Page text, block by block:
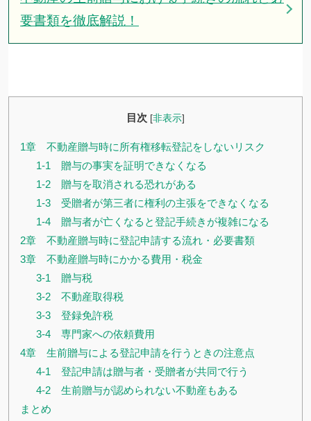
要書類を徹底解説！
目次 [非表示]
1章 不動産贈与時に所有権移転登記をしないリスク
1-1 贈与の事実を証明できなくなる
1-2 贈与を取消される恐れがある
1-3 受贈者が第三者に権利の主張をできなくなる
1-4 贈与者が亡くなると登記手続きが複雑になる
2章 不動産贈与時に登記申請する流れ・必要書類
3章 不動産贈与時にかかる費用・税金
3-1 贈与税
3-2 不動産取得税
3-3 登録免許税
3-4 専門家への依頼費用
4章 生前贈与による登記申請を行うときの注意点
4-1 登記申請は贈与者・受贈者が共同で行う
4-2 生前贈与が認められない不動産もある
まとめ